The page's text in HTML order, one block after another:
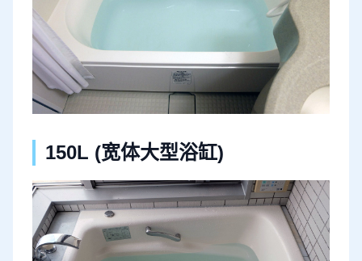
150L (宽体大型浴缸)